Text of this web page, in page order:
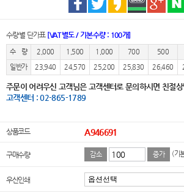
수량별 단가표 [VAT별도 / 기본수량 : 100개]
수 량 2,000 1,500 1,000 700 500
일반가
23,940 24,570 25,200 25,830 26,460
주문이 어려우신 고객님은 고객센터로 문의하시면 친절상
고객센터 : 02-865-1789
상품코드 A946691
구매수량 감소 증가 (기
우산인쇄